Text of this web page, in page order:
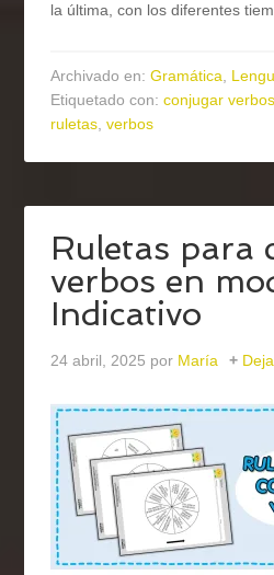
la última, con los diferentes
Archivado en:Gramática,
Etiquetado con:conjugar verbos
ruletas,verbos
Ruletas para
verbos en
Indicativo
24 abril, 2025 por María